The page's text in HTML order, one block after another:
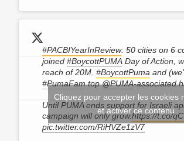
#PACBIYearInReview: 50 cities on 6
joined #BoycottPUMA Day of Action,
reach of 20M. #BoycottPuma and
#PumaFamtop@PUMA-associated
Until PUMA ends support for Israeli
campaign will only grow.https://t.co/
pic.twitter.com/RiHVZe1zV7
Cliquez pour accepter les cookies
et activer ce contenu